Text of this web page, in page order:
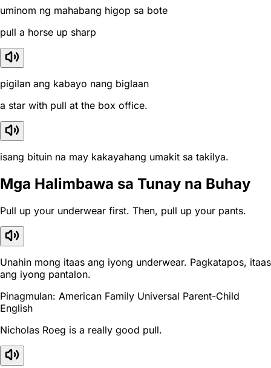
uminom ng mahabang higop sa bote
pull a horse up sharp
pigilan ang kabayo nang biglaan
a star with pull at the box office.
isang bituin na may kakayahang umakit sa takilya.
Mga Halimbawa sa Tunay na Buhay
Pull up your underwear first. Then, pull up your pants.
Unahin mong itaas ang iyong underwear. Pagkatapos, itaas
ang iyong pantalon.
Pinagmulan: American Family Universal Parent-Child
English
Nicholas Roeg is a really good pull.